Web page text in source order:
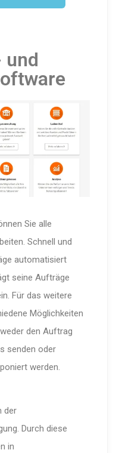
und
Sie alle
Schnell und
automatisiert
seine Aufträge
Für das weitere
Möglichkeiten
den Auftrag
senden oder
werden.
der
Durch diese
in